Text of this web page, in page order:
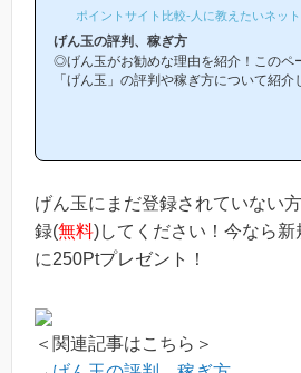
ポイントサイト比較-人に教えたいネッ
げん玉の評判、稼ぎ方
◎げん玉がお勧めな理由を紹介！このペ
「げん玉」の評判や稼ぎ方について紹介
も簡単にお小遣い稼ぎができる「王道
ページからげん玉への...
げん玉にまだ登録されていない
録(無料)してください！今なら
に250Ptプレゼント！
＜関連記事はこちら＞